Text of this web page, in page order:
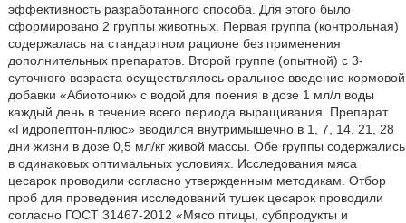
эффективность разработанного способа. Для этого было
сформировано 2 группы животных. Первая группа (контрольная)
содержалась на стандартном рационе без применения
дополнительных препаратов. Второй группе (опытной) с 3-
суточного возраста осуществлялось оральное введение кормовой
добавки «Абиотоник» с водой для поения в дозе 1 мл/л воды
каждый день в течение всего периода выращивания. Препарат
«Гидропептон-плюс» вводился внутримышечно в 1, 7, 14, 21, 28
дни жизни в дозе 0,5 мл/кг живой массы. Обе группы содержались
в одинаковых оптимальных условиях. Исследования мяса
цесарок проводили согласно утвержденным методикам. Отбор
проб для проведения исследований тушек цесарок проводили
согласно ГОСТ 31467-2012 «Мясо птицы, субпродукты и